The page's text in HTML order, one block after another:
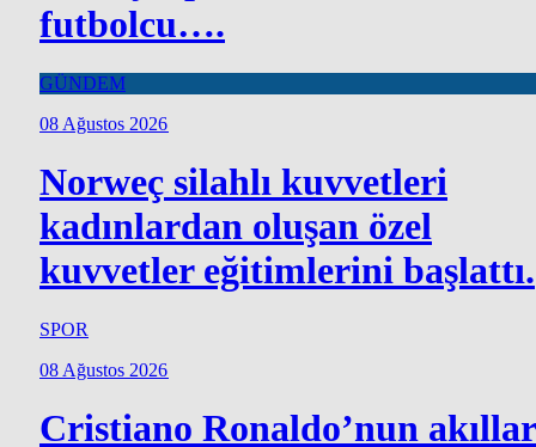
futbolcu….
GÜNDEM
08 Ağustos 2026
Norweç silahlı kuvvetleri
kadınlardan oluşan özel
kuvvetler eğitimlerini başlattı.
SPOR
08 Ağustos 2026
Cristiano Ronaldo’nun